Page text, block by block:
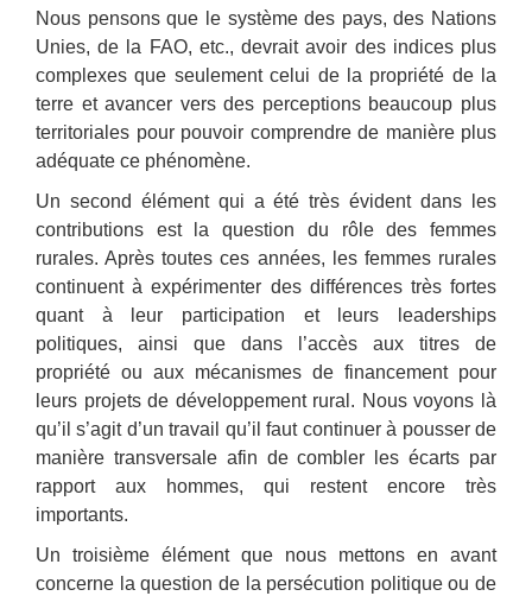
Nous pensons que le système des pays, des Nations
Unies, de la FAO, etc., devrait avoir des indices plus
complexes que seulement celui de la propriété de la
terre et avancer vers des perceptions beaucoup plus
territoriales pour pouvoir comprendre de manière plus
adéquate ce phénomène.
Un second élément qui a été très évident dans les
contributions est la question du rôle des femmes
rurales. Après toutes ces années, les femmes rurales
continuent à expérimenter des différences très fortes
quant à leur participation et leurs leaderships
politiques, ainsi que dans l’accès aux titres de
propriété ou aux mécanismes de financement pour
leurs projets de développement rural. Nous voyons là
qu’il s’agit d’un travail qu’il faut continuer à pousser de
manière transversale afin de combler les écarts par
rapport aux hommes, qui restent encore très
importants.
Un troisième élément que nous mettons en avant
concerne la question de la persécution politique ou de